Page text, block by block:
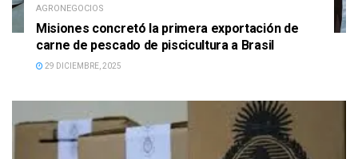
AGRONEGOCIOS
Misiones concretó la primera exportación de
carne de pescado de piscicultura a Brasil
29 DICIEMBRE, 2025